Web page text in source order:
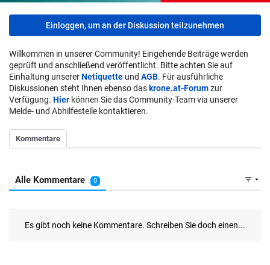
Einloggen, um an der Diskussion teilzunehmen
Willkommen in unserer Community! Eingehende Beiträge werden
geprüft und anschließend veröffentlicht. Bitte achten Sie auf
Einhaltung unsererNetiquette und AGB. Für ausführliche
Diskussionen steht Ihnen ebenso das krone.at-Forumzur
Verfügung. Hier können Sie das Community-Team via unserer
Melde- und Abhilfestelle kontaktieren.